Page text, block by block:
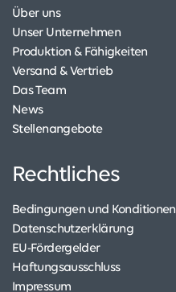
Über uns
Unser Unternehmen
Produktion & Fähigkeiten
Versand & Vertrieb
Das Team
News
Stellenangebote
Rechtliches
Bedingungen und Konditionen
Datenschutzerklärung
EU-Fördergelder
Haftungsausschluss
Impressum